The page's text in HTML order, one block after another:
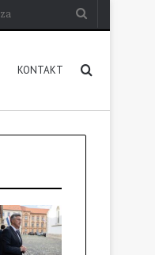
KONTAKT Pretraga